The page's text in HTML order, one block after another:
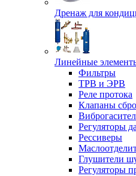
Дренаж для
Линейные
Фильтры
ТРВ и ЭРВ
Реле протока
Клапаны
Регуляторы
Рессиверы
Глушители
Регуляторы